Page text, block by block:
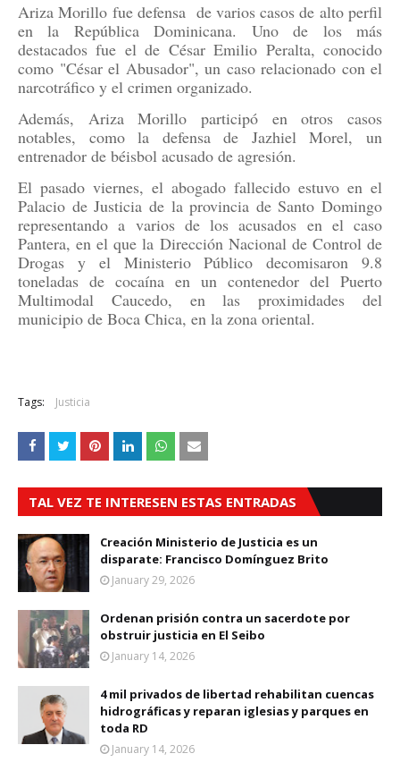
Ariza Morillo fue defensa de varios casos de alto perfil
en la República Dominicana. Uno de los más
destacados fue el de César Emilio Peralta, conocido
como "César el Abusador", un caso relacionado con el
narcotráfico y el crimen organizado.
Además, Ariza Morillo participó en otros casos
notables, como la defensa de Jazhiel Morel, un
entrenador de béisbol acusado de agresión.
El pasado viernes, el abogado fallecido estuvo en el
Palacio de Justicia de la provincia de Santo Domingo
representando a varios de los acusados en el caso
Pantera, en el que la Dirección Nacional de Control de
Drogas y el Ministerio Público decomisaron 9.8
toneladas de cocaína en un contenedor del Puerto
Multimodal Caucedo, en las proximidades del
municipio de Boca Chica, en la zona oriental.
Tags: Justicia
TAL VEZ TE INTERESEN ESTAS ENTRADAS
Creación Ministerio de Justicia es un
disparate: Francisco Domínguez Brito
January 29, 2026
Ordenan prisión contra un sacerdote por
obstruir justicia en El Seibo
January 14, 2026
4 mil privados de libertad rehabilitan cuencas
hidrográficas y reparan iglesias y parques en
toda RD
January 14, 2026